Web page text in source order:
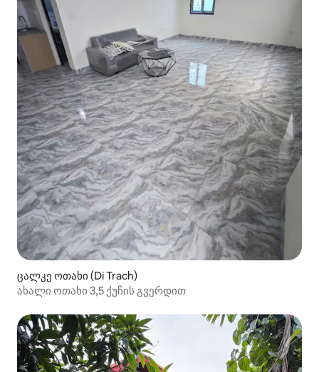
ცალკე ოთახი (Di Trach)
ახალი ოთახი 3,5 ქუჩის გვერდით